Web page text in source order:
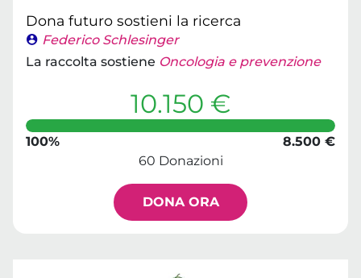
Dona futuro sostieni la ricerca
Federico Schlesinger
La raccolta sostiene Oncologia e prevenzione
10.150 €
100%
8.500 €
60 Donazioni
DONA ORA